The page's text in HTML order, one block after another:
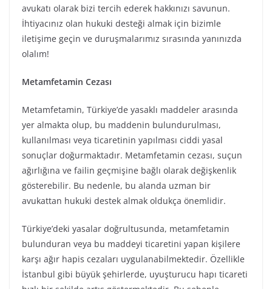
avukatı olarak bizi tercih ederek hakkınızı savunun.
İhtiyacınız olan hukuki desteği almak için bizimle
iletişime geçin ve duruşmalarımız sırasında yanınızda
olalım!
Metamfetamin Cezası
Metamfetamin, Türkiye’de yasaklı maddeler arasında
yer almakta olup, bu maddenin bulundurulması,
kullanılması veya ticaretinin yapılması ciddi yasal
sonuçlar doğurmaktadır. Metamfetamin cezası, suçun
ağırlığına ve failin geçmişine bağlı olarak değişkenlik
gösterebilir. Bu nedenle, bu alanda uzman bir
avukattan hukuki destek almak oldukça önemlidir.
Türkiye’deki yasalar doğrultusunda, metamfetamin
bulunduran veya bu maddeyi ticaretini yapan kişilere
karşı ağır hapis cezaları uygulanabilmektedir. Özellikle
İstanbul gibi büyük şehirlerde, uyuşturucu hapı ticareti